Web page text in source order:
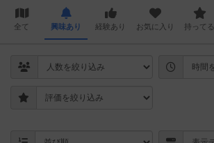
全て 興味あり 経験あり お気に入り 持ってる